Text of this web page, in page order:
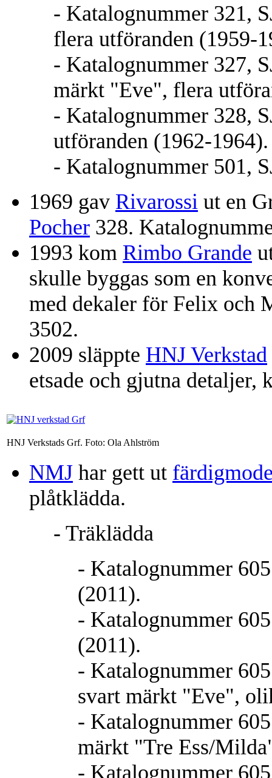
- Katalognummer 321,
flera utföranden (1959-
- Katalognummer 327,
märkt "Eve", flera
- Katalognummer 328,
utföranden (1962-1964).
- Katalognummer 501,
1969 gav Rivarossi ut en
Pocher 328.
1993 kom Rimbo Grande
skulle byggas som en
med dekaler för Felix och
3502.
2009 släppte HNJ Verkstad
etsade och gjutna detaljer,
HNJ Verkstads Grf. Foto: Ola Ahlström
NMJ har gett ut
plåtklädda.
- Träklädda
- Katalognummer
(2011).
- Katalognummer
(2011).
- Katalognummer
svart märkt "Eve",
- Katalognummer
märkt "Tre Ess/
- Katalognummer